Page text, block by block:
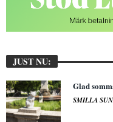
JUST NU:
Glad
SMILLA